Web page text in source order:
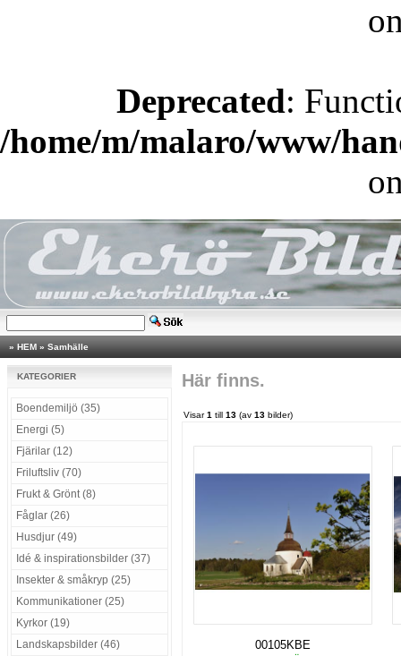
Deprecated:
/home/m/malaro/www/
» HEM » Samhälle
KATEGORIER
Boendemiljö (35)
Energi (5)
Fjärilar (12)
Friluftsliv (70)
Frukt & Grönt (8)
Fåglar (26)
Husdjur (49)
Idé & inspirationsbilder (37)
Insekter & småkryp (25)
Kommunikationer (25)
Kyrkor (19)
Landskapsbilder (46)
Här finns.
Visar1 till 13 (av 13 bilder)
00105KBE